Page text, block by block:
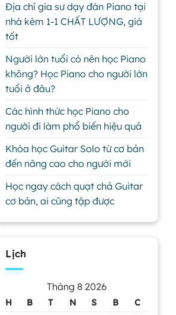
Địa chỉ gia sư dạy đàn Piano tại
nhà kèm 1-1 CHẤT LƯỢNG, giá
tốt
Người lớn tuổi có nên học Piano
không? Học Piano cho người lớn
tuổi ở đâu?
Các hình thức học Piano cho
người đi làm phổ biến hiệu quả
Khóa học Guitar Solo từ cơ bản
đến nâng cao cho người mới
Học ngay cách quạt chả Guitar
cơ bản, ai cũng tập được
Lịch
Tháng 8 2026
H B T N S B
C